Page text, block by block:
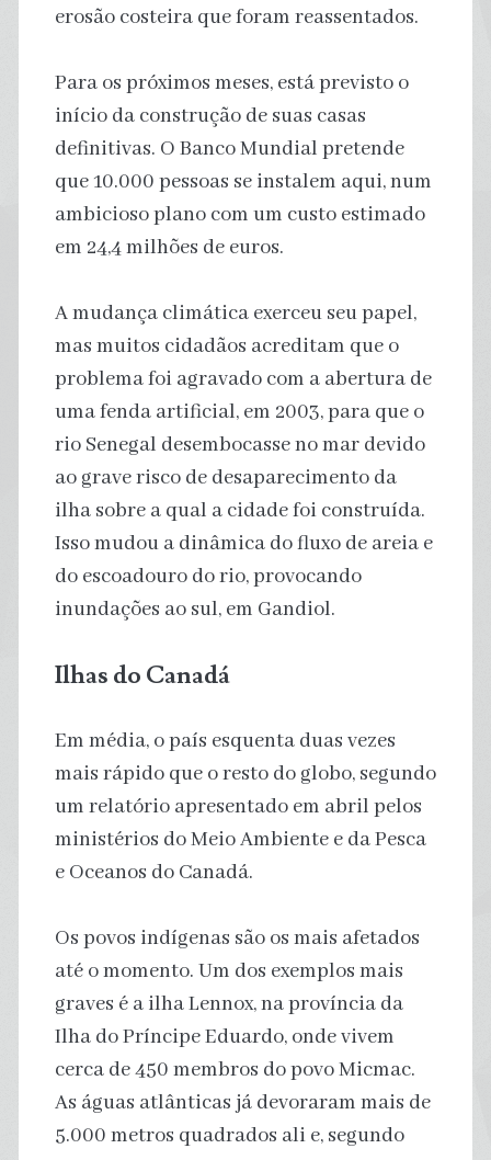
erosão costeira que foram reassentados.
Para os próximos meses, está previsto o
início da construção de suas casas
definitivas. O Banco Mundial pretende
que 10.000 pessoas se instalem aqui, num
ambicioso plano com um custo estimado
em 24,4 milhões de euros.
A mudança climática exerceu seu papel,
mas muitos cidadãos acreditam que o
problema foi agravado com a abertura de
uma fenda artificial, em 2003, para que o
rio Senegal desembocasse no mar devido
ao grave risco de desaparecimento da
ilha sobre a qual a cidade foi construída.
Isso mudou a dinâmica do fluxo de areia e
do escoadouro do rio, provocando
inundações ao sul, em Gandiol.
Ilhas do Canadá
Em média, o país esquenta duas vezes
mais rápido que o resto do globo, segundo
um relatório apresentado em abril pelos
ministérios do Meio Ambiente e da Pesca
e Oceanos do Canadá.
Os povos indígenas são os mais afetados
até o momento. Um dos exemplos mais
graves é a ilha Lennox, na província da
Ilha do Príncipe Eduardo, onde vivem
cerca de 450 membros do povo Micmac.
As águas atlânticas já devoraram mais de
5.000 metros quadrados ali e, segundo